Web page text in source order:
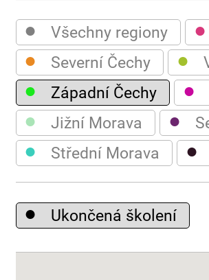
● Všechny regiony ●
● Severní Čechy ●
● Západní Čechy ●
● Jižní Morava ●
● Střední Morava ●
● Ukončená školení